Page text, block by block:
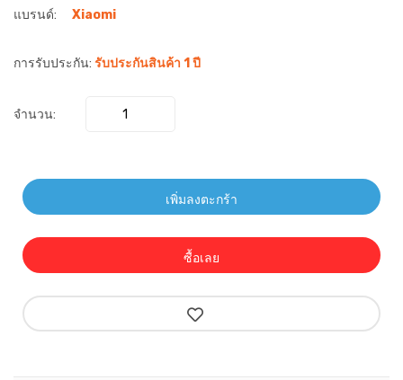
แบรนด์: Xiaomi
การรับประกัน: รับประกันสินค้า 1 ปี
จำนวน:
เพิ่มลงตะกร้า
ซื้อเลย